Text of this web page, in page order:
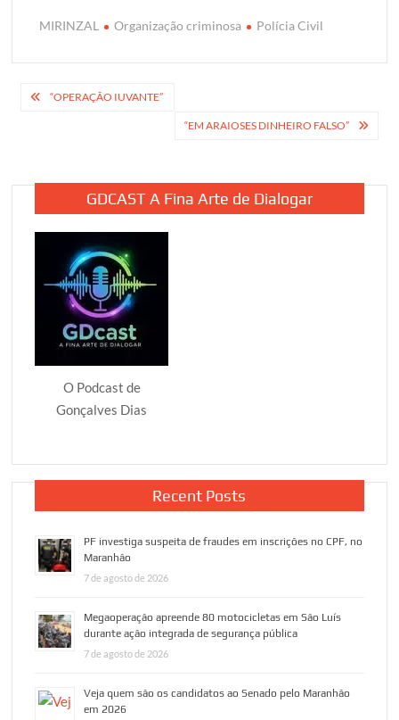
MIRINZAL Organização criminosa Polícia Civil
Navegação
“OPERAÇÃO IUVANTE”
“EM ARAIOSES DINHEIRO FALSO”
GDCAST A Fina Arte de Dialogar
O Podcast de
Gonçalves Dias
Recent Posts
PF investiga suspeita de fraudes em inscrições no CPF, no
Maranhão
7 de agosto de 2026
Megaoperação apreende 80 motocicletas em São Luís
durante ação integrada de segurança pública
7 de agosto de 2026
Veja quem são os candidatos ao Senado pelo Maranhão
em 2026